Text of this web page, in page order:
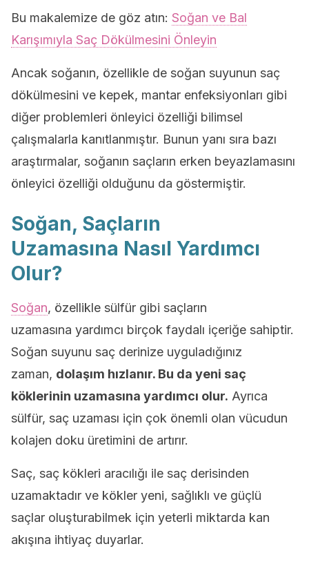
Bu makalemize de göz atın: Soğan ve Bal
Karışımıyla Saç Dökülmesini Önleyin
Ancak soğanın, özellikle de soğan suyunun saç
dökülmesini ve kepek, mantar enfeksiyonları gibi
diğer problemleri önleyici özelliği bilimsel
çalışmalarla kanıtlanmıştır. Bunun yanı sıra bazı
araştırmalar, soğanın saçların erken beyazlamasını
önleyici özelliği olduğunu da göstermiştir.
Soğan, Saçların
Uzamasına Nasıl Yardımcı
Olur?
Soğan, özellikle sülfür gibi saçların
uzamasına yardımcı birçok faydalı içeriğe sahiptir.
Soğan suyunu saç derinize uyguladığınız
zaman, dolaşım hızlanır. Bu da yeni saç
köklerinin uzamasına yardımcı olur. Ayrıca
sülfür, saç uzaması için çok önemli olan vücudun
kolajen doku üretimini de artırır.
Saç, saç kökleri aracılığı ile saç derisinden
uzamaktadır ve kökler yeni, sağlıklı ve güçlü
saçlar oluşturabilmek için yeterli miktarda kan
akışına ihtiyaç duyarlar.